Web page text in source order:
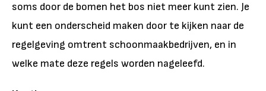
soms door de bomen het bos niet meer kunt zien. Je
kunt een onderscheid maken door te kijken naar de
regelgeving omtrent schoonmaakbedrijven, en in
welke mate deze regels worden nageleefd.